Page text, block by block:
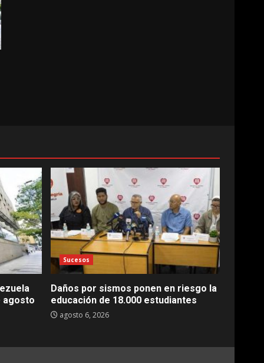
agosto
Sucesos
Daños por sismos ponen en riesgo la
educación de 18.000 estudiantes
agosto 6, 2026